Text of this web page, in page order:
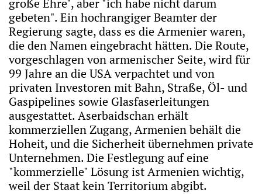
gebeten". Ein hochrangiger Beamter der
Regierung sagte, dass es die Armenier waren,
die den Namen eingebracht hätten. Die Route,
vorgeschlagen von armenischer Seite, wird für
99 Jahre an die USA verpachtet und von
privaten Investoren mit Bahn, Straße, Öl- und
Gaspipelines sowie Glasfaserleitungen
ausgestattet. Aserbaidschan erhält
kommerziellen Zugang, Armenien behält die
Hoheit, und die Sicherheit übernehmen private
Unternehmen. Die Festlegung auf eine
"kommerzielle" Lösung ist Armenien wichtig,
weil der Staat kein Territorium abgibt.